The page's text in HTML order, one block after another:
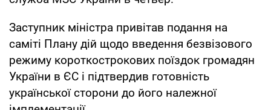
Заступник міністра привітав подання на
саміті Плану дій щодо введення безвізового
режиму короткострокових поїздок громадян
України в ЄС і підтвердив готовність
української сторони до його належної